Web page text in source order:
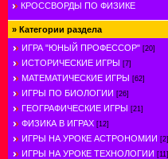
КРОССВОРДЫ ПО ФИЗИКЕ
» Категории раздела
ИГРА "ЮНЫЙ ПРОФЕССОР" [20]
ИСТОРИЧЕСКИЕ ИГРЫ [7]
МАТЕМАТИЧЕСКИЕ ИГРЫ [62]
ИГРЫ ПО БИОЛОГИИ [26]
ГЕОГРАФИЧЕСКИЕ ИГРЫ [21]
ФИЗИКА В ИГРАХ [12]
ИГРЫ НА УРОКЕ АСТРОНОМИИ [2]
ИГРЫ НА УРОКЕ ТЕХНОЛОГИИ [11]